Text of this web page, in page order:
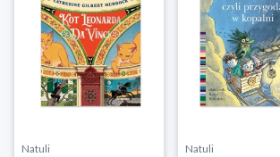
Natuli Natuli